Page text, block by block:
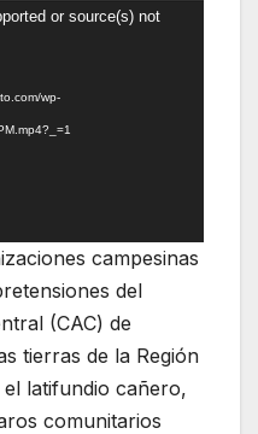
or source(s) not
wp-
campesinas
del
(CAC) de
tierras de la Región
latifundio cañero,
comunitarios